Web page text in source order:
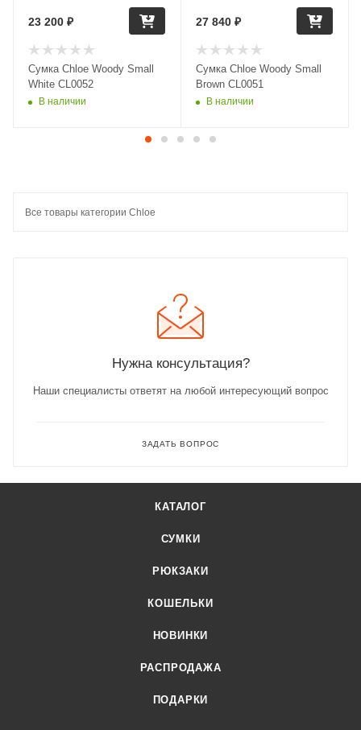
Сумка Chloe Woody Small
White CL0052
В наличии
23 200 ₽
Сумка Chloe Woody Small
Brown CL0051
В наличии
27 840 ₽
Все товары категории Chloe
Нужна консультация?
Наши специалисты ответят на любой интересующий вопрос
ЗАДАТЬ ВОПРОС
КАТАЛОГ
СУМКИ
РЮКЗАКИ
КОШЕЛЬКИ
НОВИНКИ
РАСПРОДАЖА
ПОДАРКИ